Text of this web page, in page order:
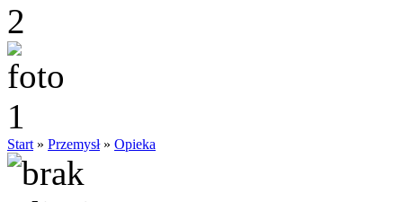
Start » Przemysł» Opieka